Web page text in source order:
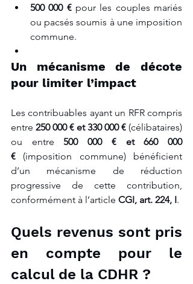
500 000 € pour les couples mariés
ou pacsés soumis à une imposition
commune.
Un mécanisme de décote
pour limiter l’impact
Les contribuables ayant un RFR compris
entre 250 000 € et 330 000 € (célibataires)
ou entre 500 000 € et 660 000
€ (imposition commune) bénéficient
d’un mécanisme de réduction
progressive de cette contribution,
conformément à l’article CGI, art. 224, I.
Quels revenus sont pris
en compte pour le
calcul de la CDHR ?